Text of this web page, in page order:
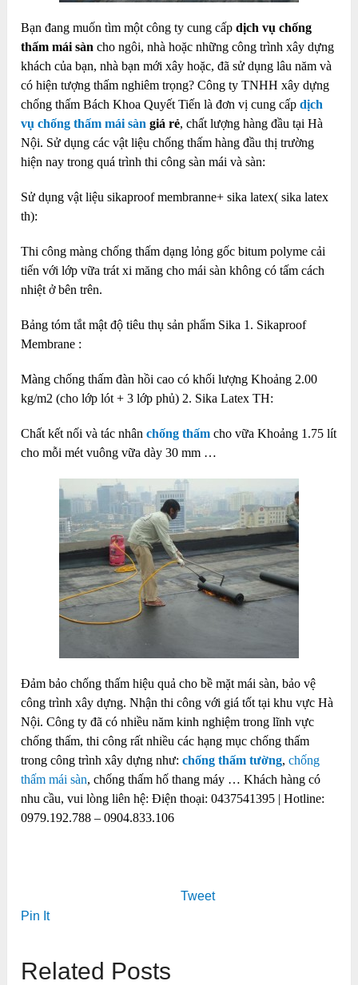
Bạn đang muốn tìm một công ty cung cấpdịch vụ chống
thấm mái sàn cho ngôi, nhà hoặc những công trình xây dựng
khách của bạn, nhà bạn mới xây hoặc, đã sử dụng lâu năm và
có hiện tượng thấm nghiêm trọng? Công ty TNHH xây dựng
chống thấm Bách Khoa Quyết Tiến là đơn vị cung cấpdịch
vụ chống thấm mái sàn giá rẻ, chất lượng hàng đầu tại Hà
Nội. Sử dụng các vật liệu chống thấm hàng đầu thị trường
hiện nay trong quá trình thi công sàn mái và sàn:
Sử dụng vật liệu sikaproof membranne+ sika latex( sika latex
th):
Thi công màng chống thấm dạng lỏng gốc bitum polyme cải
tiến với lớp vữa trát xi măng cho mái sàn không có tấm cách
nhiệt ở bên trên.
Bảng tóm tắt mật độ tiêu thụ sản phẩm Sika 1. Sikaproof
Membrane :
Màng chống thấm đàn hồi cao có khối lượng Khoảng 2.00
kg/m2 (cho lớp lót + 3 lớp phủ) 2. Sika Latex TH:
Chất kết nối và tác nhânchống thấm cho vữa Khoảng 1.75 lít
cho mỗi mét vuông vữa dày 30 mm …
Đảm bảo chống thấm hiệu quả cho bề mặt mái sàn, bảo vệ
công trình xây dựng. Nhận thi công với giá tốt tại khu vực Hà
Nội. Công ty đã có nhiều năm kinh nghiệm trong lĩnh vực
chống thấm, thi công rất nhiều các hạng mục chống thấm
trong công trình xây dựng như:chống thấm tường,chống
thấm mái sàn, chống thấm hố thang máy … Khách hàng có
nhu cầu, vui lòng liên hệ: Điện thoại: 0437541395 | Hotline:
0979.192.788 – 0904.833.106
Tweet
Pin It
Related Posts